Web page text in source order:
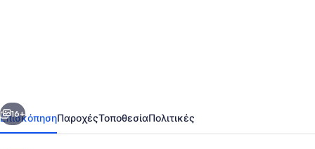
/
2b
Επόμενο
16+
ΕπισκόπησηΠαροχέςΤοποθεσίαΠολιτικές